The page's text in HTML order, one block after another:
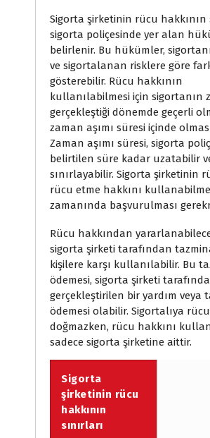
Sigorta şirketinin rücu hakkının
sigorta poliçesinde yer alan
belirlenir. Bu hükümler,
ve sigortalanan risklere göre
gösterebilir. Rücu hakkının
kullanılabilmesi için sigortanın
gerçekleştiği dönemde geçerli
zaman aşımı süresi içinde
Zaman aşımı süresi, sigorta
belirtilen süre kadar uzatabilir
sınırlayabilir. Sigorta şirketinin
rücu etme hakkını
zamanında başvurulması
Rücu hakkından
sigorta şirketi tarafından
kişilere karşı kullanılabilir. Bu
ödemesi, sigorta şirketi
gerçekleştirilen bir yardım veya
ödemesi olabilir. Sigortalıya
doğmazken, rücu hakkını
sadece sigorta şirketine aittir.
Sigorta
şirketinin rücu
hakkının
sınırları